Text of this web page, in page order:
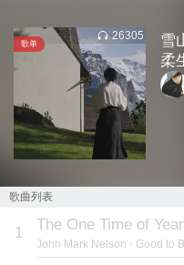
歌单
26305
雪
柔
歌曲列表
1 The One Time of Year
John Mark Nelson - Good to